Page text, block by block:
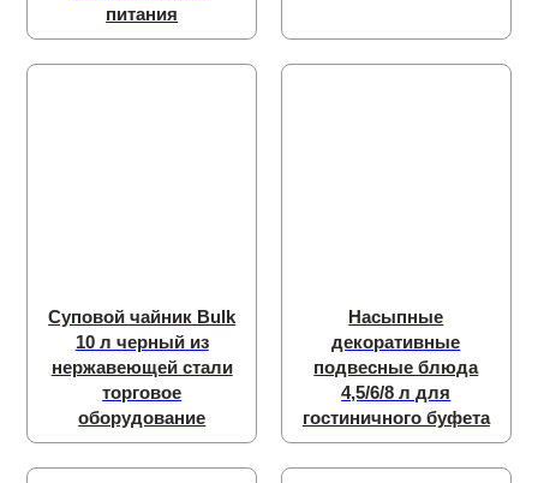
питания
Суповой чайник Bulk
10 л черный из
нержавеющей стали
торговое
оборудование
Насыпные
декоративные
подвесные блюда
4,5/6/8 л для
гостиничного буфета